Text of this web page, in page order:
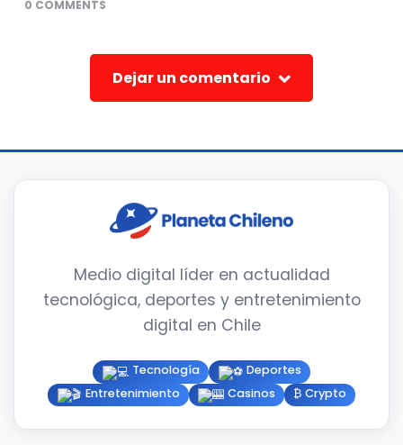
0 COMMENTS
Dejar un comentario
Medio digital líder en actualidad
tecnológica, deportes y entretenimiento
digital en Chile
Tecnología
Deportes
Entretenimiento
Casinos ₿ Crypto